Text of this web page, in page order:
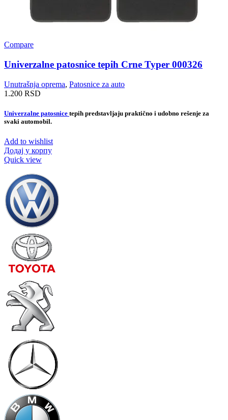
Compare
Univerzalne patosnice tepih Crne Typer 000326
Unutrašnja oprema, Patosnice za auto
1.200 RSD
Univerzalne patosnice tepih predstavljaju praktično i udobno rešenje za
svaki automobil.
Add to wishlist
Додај у корпу
Quick view